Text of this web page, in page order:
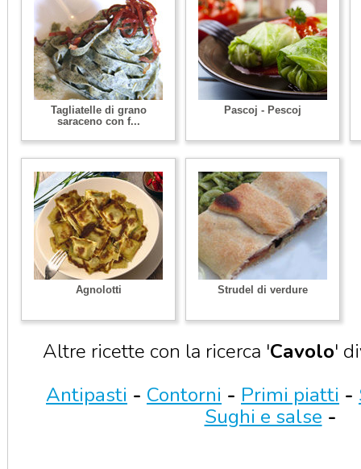
Tagliatelle di grano
saraceno con f...
Pascoj - Pescoj
Agnolotti Strudel di verdure
Altre ricette con la ricerca 'Cavolo'
Antipasti - Contorni - Primi piatti -
Sughi e salse -